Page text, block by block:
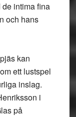
intima fina
och hans
kan
ett lustspel
inslag.
i
på